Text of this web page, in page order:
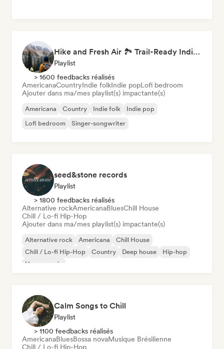
Hike and Fresh Air 🏞️ Trail-Ready Indie Folk & Acoustic
Playlist
> 1600 feedbacks réalisés
AmericanaCountryIndie folkIndie popLofi bedroom
Ajouter dans ma/mes playlist(s) impactante(s)
Americana Country Indie folk
Indie pop
Lofi bedroom
Singer-songwriter
seed&stone records
Playlist
> 1800 feedbacks réalisés
Alternative rockAmericanaBluesChill House
Chill / Lo-fi Hip-Hop
Ajouter dans ma/mes playlist(s) impactante(s)
Alternative rock Americana
Chill House
Chill / Lo-fi Hip-Hop
Country Deep house
Hip-hop
House music
Calm Songs to Chill
Playlist
> 1100 feedbacks réalisés
AmericanaBluesBossa novaMusique Brésilienne
Chill / Lo-fi Hip-Hop